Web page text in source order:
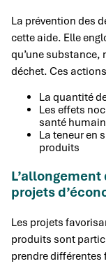
La prévention des
cette aide. Elle
qu’une substance,
déchet. Ces
La quantité
Les effets
santé
La teneur en
produits
L’allongement
projets
Les projets
produits sont
prendre différentes